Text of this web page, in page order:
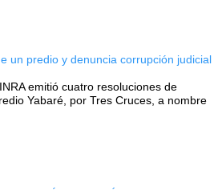
un predio y denuncia corrupción judicial
emitió cuatro resoluciones de
Yabaré, por Tres Cruces, a nombre